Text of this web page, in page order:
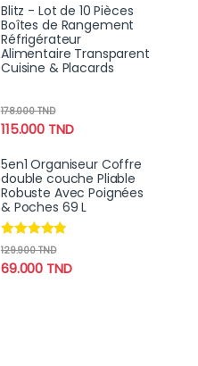
Blitz - Lot de 10 Pièces
Boîtes de Rangement
Réfrigérateur
Alimentaire Transparent
Cuisine & Placards
115.000 TND
178.000TND
5en1 Organiseur Coffre
double couche Pliable
Robuste Avec Poignées
& Poches 69 L
Note4.69
69.000 TND
129.900TND